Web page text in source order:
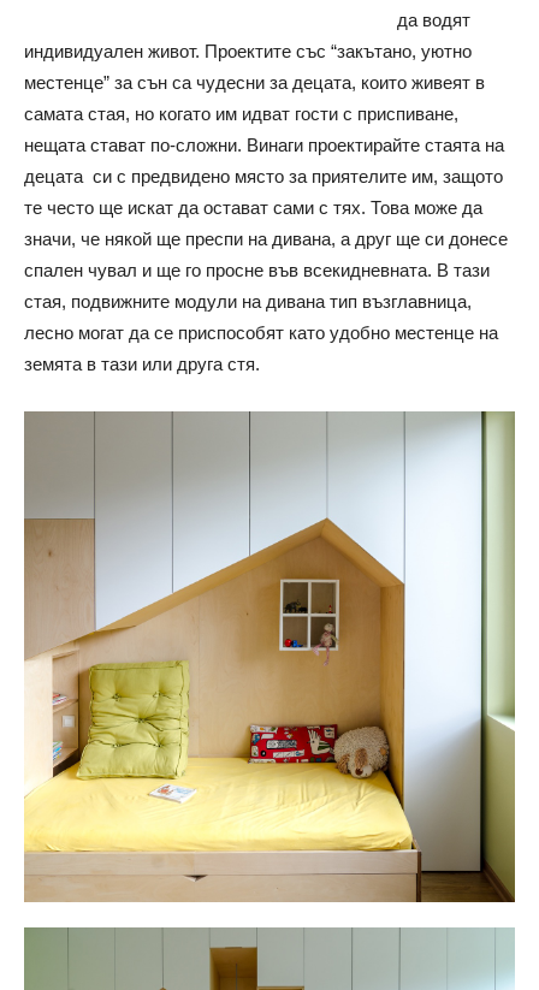
да водят
индивидуален живот. Проектите със “закътано, уютно
местенце” за сън са чудесни за децата, които живеят в
самата стая, но когато им идват гости с приспиване,
нещата стават по-сложни. Винаги проектирайте стаята на
децата си с предвидено място за приятелите им, защото
те често ще искат да остават сами с тях. Това може да
значи, че някой ще преспи на дивана, а друг ще си донесе
спален чувал и ще го просне във всекидневната. В тази
стая, подвижните модули на дивана тип възглавница,
лесно могат да се приспособят като удобно местенце на
земята в тази или друга стя.